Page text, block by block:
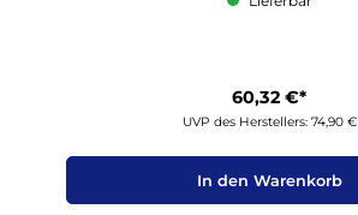
60,32 €*
UVP des Herstellers: 74,90 €
In den Warenkorb